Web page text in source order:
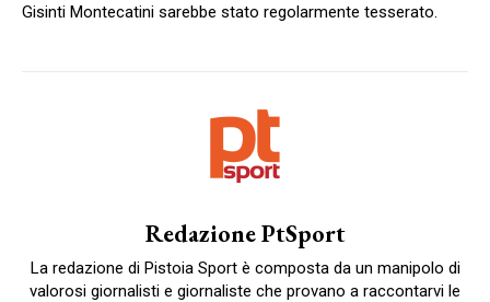
Gisinti Montecatini sarebbe stato regolarmente tesserato.
Redazione PtSport
La redazione di Pistoia Sport è composta da un manipolo di
valorosi giornalisti e giornaliste che provano a raccontarvi le